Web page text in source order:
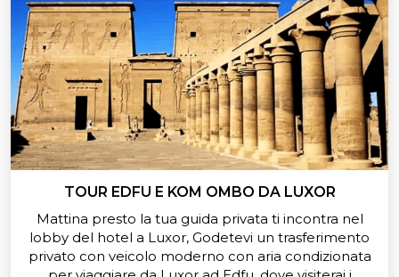
TOUR EDFU E KOM OMBO DA LUXOR
Mattina presto la tua guida privata ti incontra nel
lobby del hotel a Luxor, Godetevi un trasferimento
privato con veicolo moderno con aria condizionata